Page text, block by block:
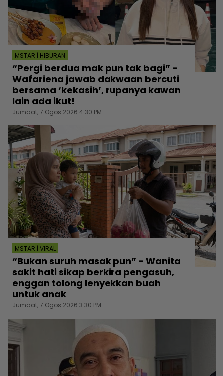
MSTAR | HIBURAN
“Pergi berdua mak pun tak bagi” -
Wafariena jawab dakwaan bercuti
bersama ‘kekasih’, rupanya kawan
lain ada ikut!
Jumaat, 7 Ogos 2026 4:30 PM
MSTAR | VIRAL
“Bukan suruh masak pun” - Wanita
sakit hati sikap berkira pengasuh,
enggan tolong lenyekkan buah
untuk anak
Jumaat, 7 Ogos 2026 3:30 PM